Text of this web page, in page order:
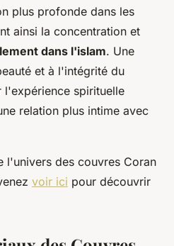
plus profonde dans les
ainsi la concentration et
dans l'islam. Une
et à l'intégrité du
l'expérience spirituelle
relation plus intime avec
l'univers des couvres Coran
voir ici pour découvrir